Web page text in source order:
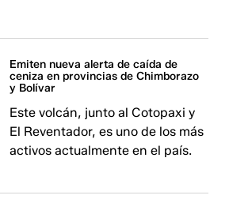
Emiten nueva alerta de caída de
ceniza en provincias de Chimborazo
y Bolívar
Este volcán, junto al Cotopaxi y
El Reventador, es uno de los más
activos actualmente en el país.